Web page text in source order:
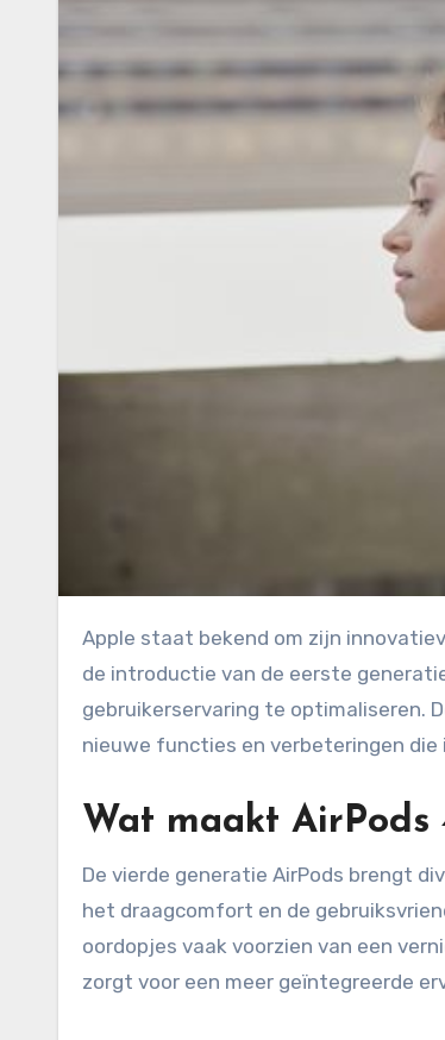
Apple staat bekend om zijn innovatieve technologieën en design in de wereld van draadloze oordopjes. Sinds
de introductie van de eerste
gebruikerservaring te optimaliseren.
nieuwe functies en verbeteringen
Wat maakt AirPods
De vierde generatie AirPods brengt
het draagcomfort en de
oordopjes vaak voorzien van een
zorgt voor een meer geïntegreerde